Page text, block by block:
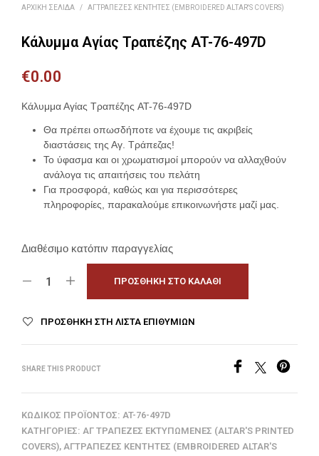
ΑΡΧΙΚΉ ΣΕΛΊΔΑ / ΑΓΤΡΆΠΕΖΕΣ ΚΕΝΤΗΤΈΣ (EMBROIDERED ALTAR'S COVERS)
Κάλυμμα Αγίας Τραπέζης AT-76-497D
€0.00
Κάλυμμα Αγίας Τραπέζης AT-76-497D
Θα πρέπει οπωσδήποτε να έχουμε τις ακριβείς
διαστάσεις της Αγ. Τράπεζας!
Το ύφασμα και οι χρωματισμοί μπορούν να αλλαχθούν
ανάλογα τις απαιτήσεις του πελάτη
Για προσφορά, καθώς και για περισσότερες
πληροφορίες, παρακαλούμε επικοινωνήστε μαζί μας.
Διαθέσιμο κατόπιν παραγγελίας
ΠΡΟΣΘΉΚΗ ΣΤΟ ΚΑΛΆΘΙ
ΠΡΟΣΘΉΚΗ ΣΤΗ ΛΊΣΤΑ ΕΠΙΘΥΜΙΏΝ
SHARE THIS PRODUCT
ΚΩΔΙΚΌΣ ΠΡΟΪΌΝΤΟΣ: AT-76-497D
ΚΑΤΗΓΟΡΊΕΣ: ΑΓ ΤΡΆΠΕΖΕΣ ΕΚΤΥΠΩΜΈΝΕΣ (ALTAR'S PRINTED
COVERS), ΑΓΤΡΆΠΕΖΕΣ ΚΕΝΤΗΤΈΣ (EMBROIDERED ALTAR'S